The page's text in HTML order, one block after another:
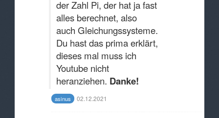
der Zahl Pi, der hat ja fast
alles berechnet, also
auch Gleichungssysteme.
Du hast das prima erklärt,
dieses mal muss ich
Youtube nicht
heranziehen. Danke!
asinus 02.12.2021